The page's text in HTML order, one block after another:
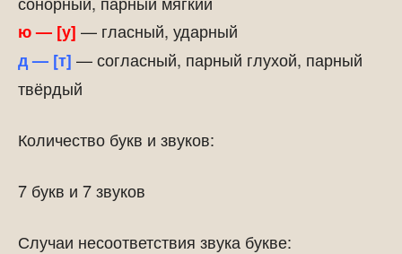
ю — [у] — гласный, ударный
д — [т] — согласный, парный глухой, парный
твёрдый
Количество букв и звуков:
7 букв и 7 звуков
Случаи несоответствия звука букве: